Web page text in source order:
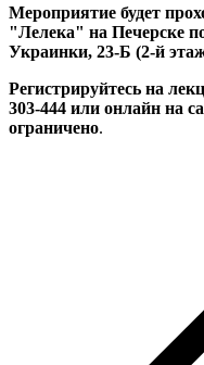
Мероприятие будет
"Лелека" на Печерске
Украинки, 23-Б (2-й
Регистрируйтесь на
303-444 или онлайн на
ограничено.